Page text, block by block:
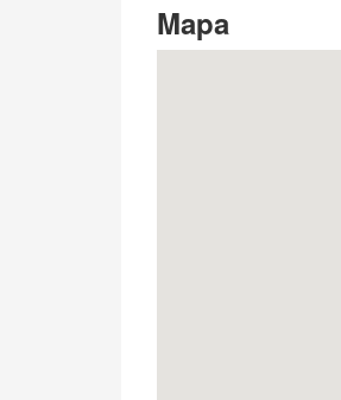
Mapa